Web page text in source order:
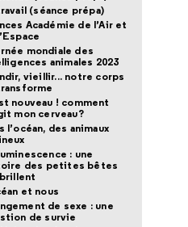
(séance prépa)
Académie de l’Air et
mondiale des
animales 2023
vieillir... notre corps
nouveau ! comment
mon cerveau?
l’océan, des animaux
: une
des petites bêtes
et nous
de sexe : une
de survie